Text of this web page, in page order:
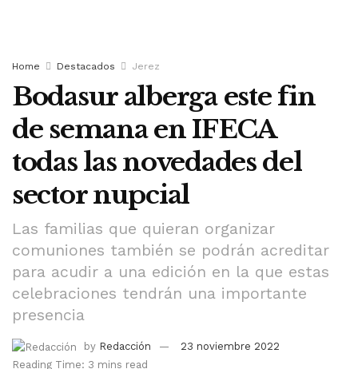
Home Destacados Jerez
Bodasur alberga este fin
de semana en IFECA
todas las novedades del
sector nupcial
Las familias que quieran organizar
comuniones también se podrán acreditar
para acudir a una edición en la que estas
celebraciones tendrán una importante
presencia
by Redacción
23 noviembre 2022
Reading Time: 3 mins read